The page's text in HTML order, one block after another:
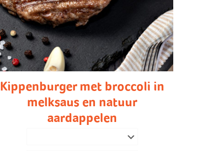
Kippenburger met broccoli in
melksaus en natuur
aardappelen